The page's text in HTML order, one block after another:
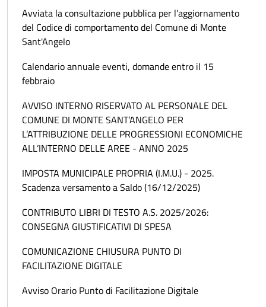
Avviata la consultazione pubblica per l’aggiornamento
del Codice di comportamento del Comune di Monte
Sant'Angelo
Calendario annuale eventi, domande entro il 15
febbraio
AVVISO INTERNO RISERVATO AL PERSONALE DEL
COMUNE DI MONTE SANT’ANGELO PER
L’ATTRIBUZIONE DELLE PROGRESSIONI ECONOMICHE
ALL’INTERNO DELLE AREE - ANNO 2025
IMPOSTA MUNICIPALE PROPRIA (I.M.U.) - 2025.
Scadenza versamento a Saldo (16/12/2025)
CONTRIBUTO LIBRI DI TESTO A.S. 2025/2026:
CONSEGNA GIUSTIFICATIVI DI SPESA
COMUNICAZIONE CHIUSURA PUNTO DI
FACILITAZIONE DIGITALE
Avviso Orario Punto di Facilitazione Digitale